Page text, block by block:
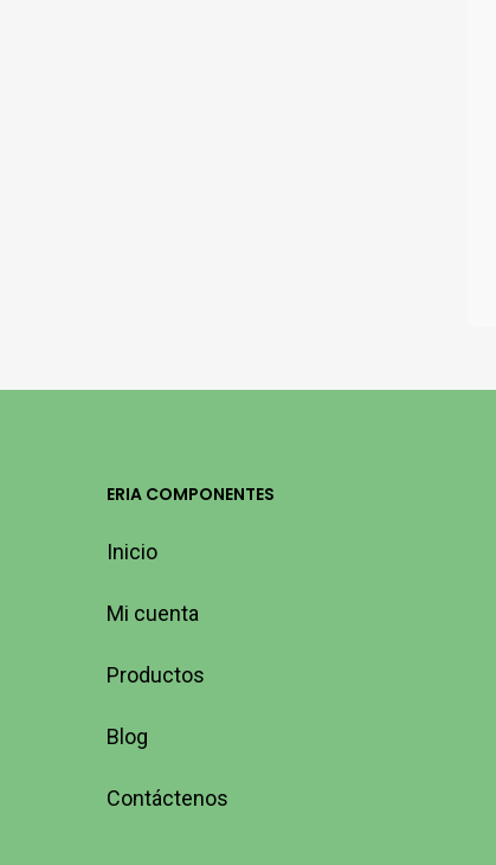
ERIA COMPONENTES
Inicio
Mi cuenta
Productos
Blog
Contáctenos